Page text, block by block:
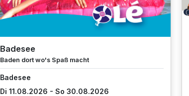
Badesee
Baden dort wo's Spaß macht
Badesee
Di 11.08.2026 - So 30.08.2026